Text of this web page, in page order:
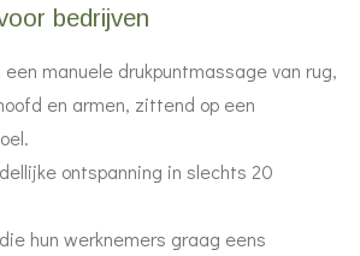
bedrijven
manuele drukpuntmassage van rug,
en armen, zittend op een
ontspanning in slechts 20
hun werknemers graag eens